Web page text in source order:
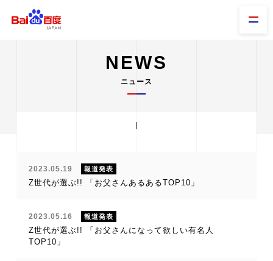
NEWS
ニュース
2023.05.19 報道発表
Z世代が選ぶ!! 「お父さんあるあるTOP10」
2023.05.16 報道発表
Z世代が選ぶ!! 「お父さんになって欲しい有名人
TOP10」